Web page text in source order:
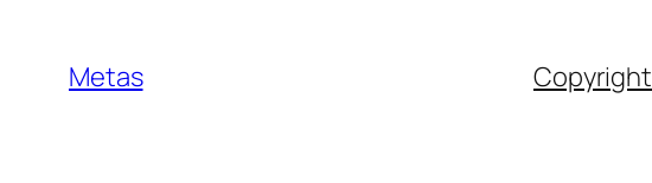
contenido
Metas Copyright